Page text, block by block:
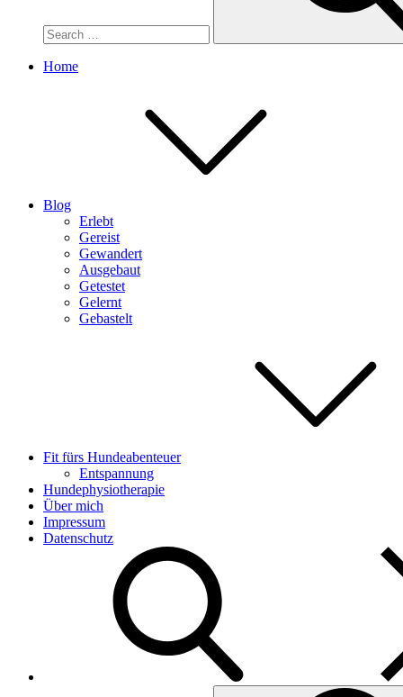
Home
Blog
Erlebt
Gereist
Gewandert
Ausgebaut
Getestet
Gelernt
Gebastelt
Fit fürs Hundeabenteuer
Entspannung
Hundephysiotherapie
Über mich
Impressum
Datenschutz